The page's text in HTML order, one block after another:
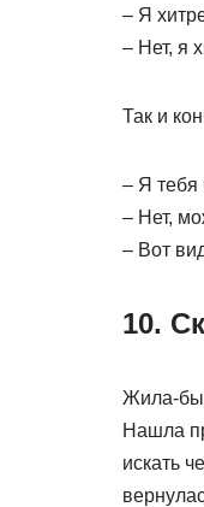
– Я
– Нет, я
Так и
– Я тебя
– Нет,
– Вот
10.
Жила-
Нашла
искать